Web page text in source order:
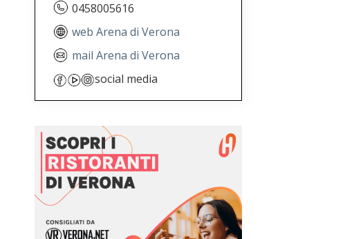
0458005616
web Arena di Verona
mail Arena di Verona
social media